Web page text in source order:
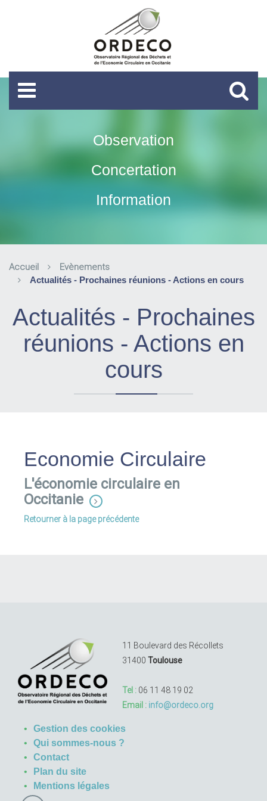
Observation
Concertation
Information
Accueil Evènements
Actualités - Prochaines réunions - Actions en cours
Actualités - Prochaines
réunions - Actions en
cours
Economie Circulaire
L'économie circulaire en
Occitanie
Retourner à la page précédente
11 Boulevard des Récollets
31400 Toulouse
Tel : 06 11 48 19 02
Email : info@ordeco.org
Gestion des cookies
Qui sommes-nous ?
Contact
Plan du site
Mentions légales